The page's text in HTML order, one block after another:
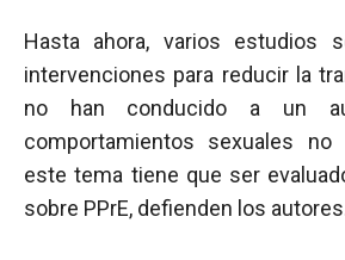
Hasta ahora, varios estudios
intervenciones para reducir la
no han conducido a un
comportamientos sexuales no
este tema tiene que ser
sobre PPrE, defienden los